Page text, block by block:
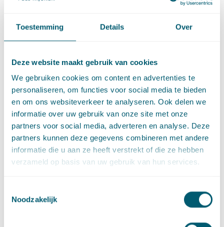
Toestemming Details Over
Deze website maakt gebruik van cookies
We gebruiken cookies om content en advertenties te
personaliseren, om functies voor social media te bieden
en om ons websiteverkeer te analyseren. Ook delen we
informatie over uw gebruik van onze site met onze
partners voor social media, adverteren en analyse. Deze
partners kunnen deze gegevens combineren met andere
informatie die u aan ze heeft verstrekt of die ze hebben
verzameld op basis van uw gebruik van hun services.
Noodzakelijk
planregel in de bestemmingsplanprocedure. In die situatie
laten.
De inhoud van een posterieure beleidsregel kan daarentegen
niet zijn betrokken bij de rechtmatigheidstoets van de
planregel in de bestemmingsplanprocedure. In dat geval ligt
het voor de hand om de formele rechtskracht van een
planregel minder zwaar te laten wegen, aldus AG Nijmeijer. Hij
stelt dan ook voor dat een planregel exceptief wordt getoetst
aan de hand van dezelfde toetsingsmaatstaf die in de
bestemmingsplanprocedure zou zijn toegepast: het Belvédère-
toetsingskader.
exceptieve toetsing van niet-appellabele algemeen
verbindende voorschriften acht AG Nijmeijer ongeschikt. De